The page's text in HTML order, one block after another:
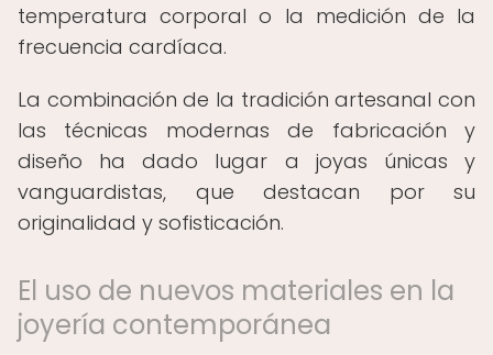
temperatura corporal o la medición de la
frecuencia cardíaca.
La combinación de la tradición artesanal con
las técnicas modernas de fabricación y
diseño ha dado lugar a joyas únicas y
vanguardistas, que destacan por su
originalidad y sofisticación.
El uso de nuevos materiales en la
joyería contemporánea